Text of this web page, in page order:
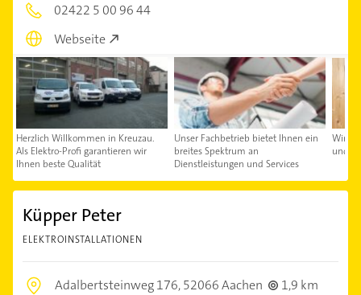
02422 5 00 96 44
Webseite
Herzlich Willkommen in Kreuzau.
Als Elektro-Profi garantieren wir
Ihnen beste Qualität
Unser Fachbetrieb bietet Ihnen ein
breites Spektrum an
Dienstleistungen und Services
Wir
und
Küpper Peter
ELEKTROINSTALLATIONEN
Adalbertsteinweg 176,52066 Aachen
1,9 km